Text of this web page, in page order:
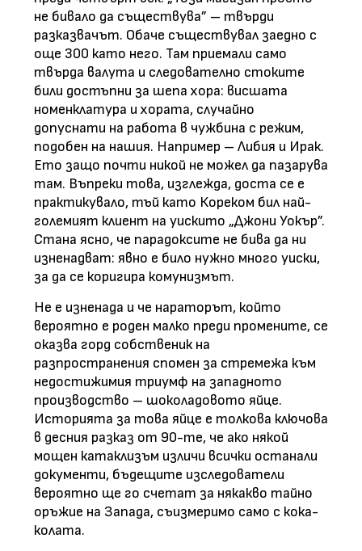
не бивало да съществува” – твърди
разказвачът. Обаче съществувал заедно с
още 300 като него. Там приемали само
твърда валута и следователно стоките
били достъпни за шепа хора: висшата
номенклатура и хората, случайно
допуснати на работа в чужбина с режим,
подобен на нашия. Например – Либия и Ирак.
Ето защо почти никой не можел да пазарува
там. Въпреки това, изглежда, доста се е
практикувало, тъй като Кореком бил най-
големият клиент на уискито „Джони Уокър”.
Стана ясно, че парадоксите не бива да ни
изненадват: явно е било нужно много уиски,
за да се коригира комунизмът.
Не е изненада и че нараторът, който
вероятно е роден малко преди промените, се
оказва горд собственик на
разпространения спомен за стремежа към
недостижимия триумф на западното
производство – шоколадовото яйце.
Историята за това яйце е толкова ключова
в десния разказ от 90-те, че ако някой
мощен катаклизъм изличи всички останали
документи, бъдещите изследователи
вероятно ще го счетат за някакво тайно
оръжие на Запада, съизмеримо само с кока-
колата.